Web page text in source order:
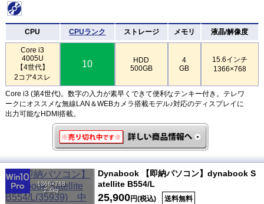
CPU CPUランク ストレージ メモリ 液晶/解像度
Core i3
4005U
【4世代】
2コア4スレ
10
HDD
500GB
4
GB
15.6インチ
1366×768
Core i3 (第4世代)。数字の入力が素早くできて便利なテンキー付き。テレワ
ークにオススメな無線LAN＆WEBカメラ搭載モデル♪対応のディスプレイに
出力可能なHDMI搭載。
1366×768
2.4kg
Dynabook 【即納パソコン】dynabook S
atellite B554/L
25,900円(税込) 送料無料